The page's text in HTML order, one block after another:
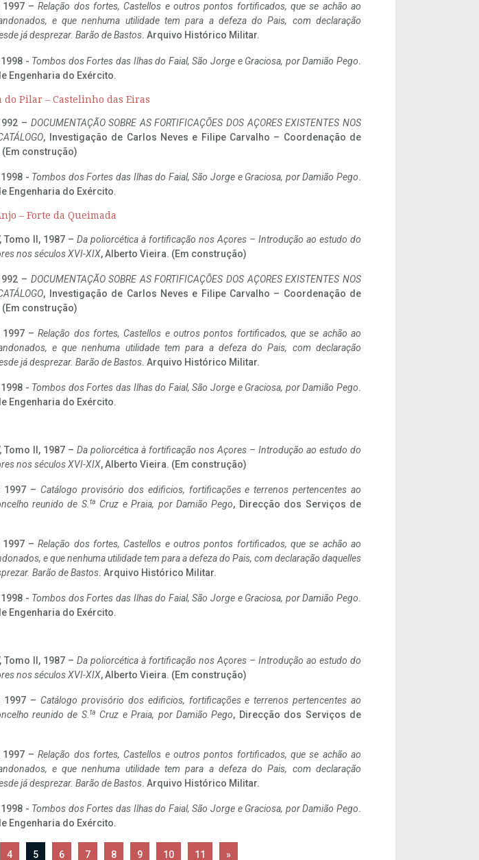
1997 –Relação dos fortes, Castellos e outros pontos fortificados, que se achão ao
e que nenhuma utilidade tem para a defeza do Pais, com declaração
já desprezar. Barão de Bastos. Arquivo Histórico Militar.
- Tombos dos Fortes das Ilhas do Faial, São Jorge e Graciosa, por Damião Pego.
Engenharia do Exército.
do Pilar – Castelinho das Eiras
– DOCUMENTAÇÃO SOBRE AS FORTIFICAÇÕES DOS AÇORES EXISTENTES NOS
, Investigação de Carlos Neves e Filipe Carvalho – Coordenação de
construção)
- Tombos dos Fortes das Ilhas do Faial, São Jorge e Graciosa, por Damião Pego.
Engenharia do Exército.
– Forte da Queimada
Tomo II, 1987 – Da poliorcética à fortificação nos Açores – Introdução ao estudo do
nos séculos XVI-XIX, Alberto Vieira. (Em construção)
– DOCUMENTAÇÃO SOBRE AS FORTIFICAÇÕES DOS AÇORES EXISTENTES NOS
, Investigação de Carlos Neves e Filipe Carvalho – Coordenação de
construção)
1997 –Relação dos fortes, Castellos e outros pontos fortificados, que se achão ao
e que nenhuma utilidade tem para a defeza do Pais, com declaração
já desprezar. Barão de Bastos. Arquivo Histórico Militar.
- Tombos dos Fortes das Ilhas do Faial, São Jorge e Graciosa, por Damião Pego.
Engenharia do Exército.
Tomo II, 1987 – Da poliorcética à fortificação nos Açores – Introdução ao estudo do
nos séculos XVI-XIX, Alberto Vieira. (Em construção)
1997 – Catálogo provisório dos edificios, fortificações e terrenos pertencentes ao
reunido de S. ta Cruz e Praia, por Damião Pego, Direcção dos Serviços de
1997 –Relação dos fortes, Castellos e outros pontos fortificados, que se achão ao
e que nenhuma utilidade tem para a defeza do Pais, com declaração daquelles
Barão de Bastos. Arquivo Histórico Militar.
- Tombos dos Fortes das Ilhas do Faial, São Jorge e Graciosa, por Damião Pego.
Engenharia do Exército.
Tomo II, 1987 – Da poliorcética à fortificação nos Açores – Introdução ao estudo do
nos séculos XVI-XIX, Alberto Vieira. (Em construção)
1997 – Catálogo provisório dos edificios, fortificações e terrenos pertencentes ao
reunido de S. ta Cruz e Praia, por Damião Pego, Direcção dos Serviços de
1997 –Relação dos fortes, Castellos e outros pontos fortificados, que se achão ao
e que nenhuma utilidade tem para a defeza do Pais, com declaração
já desprezar. Barão de Bastos. Arquivo Histórico Militar.
- Tombos dos Fortes das Ilhas do Faial, São Jorge e Graciosa, por Damião Pego.
Engenharia do Exército.
4 5 6 7 8 9 10 11 »